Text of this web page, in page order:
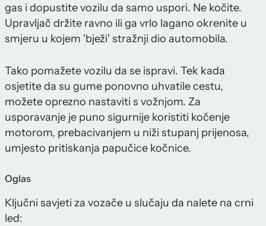
gas i dopustite vozilu da samo uspori. Ne kočite.
Upravljač držite ravno ili ga vrlo lagano okrenite u
smjeru u kojem 'bježi' stražnji dio automobila.
Tako pomažete vozilu da se ispravi. Tek kada
osjetite da su gume ponovno uhvatile cestu,
možete oprezno nastaviti s vožnjom. Za
usporavanje je puno sigurnije koristiti kočenje
motorom, prebacivanjem u niži stupanj prijenosa,
umjesto pritiskanja papučice kočnice.
Oglas
Ključni savjeti za vozače u slučaju da nalete na crni
led: